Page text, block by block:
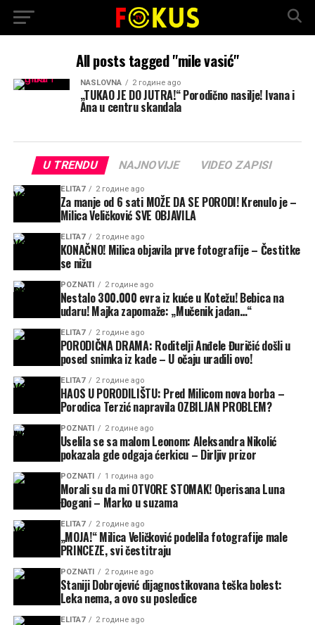
All posts tagged "mile vasić"
NASLOVNA 2 године ago
„TUKAO JE DO JUTRA!“ Porodično nasilje! Ivana i
Ana u centru skandala
U TRENDU NAJNOVIJE VIDEO ZAPISI
ELITA7 2 године ago
Za manje od 6 sati MOŽE DA SE PORODI! Krenulo je –
Milica Veličković SVE OBJAVILA
ELITA7 2 године ago
KONAČNO! Milica objavila prve fotografije – Čestitke
se nižu
POZNATI 2 године ago
Nestalo 300.000 evra iz kuće u Kotežu! Bebica na
udaru! Majka zapomaže: „Mučenik jadan…“
ELITA7 2 године ago
PORODIČNA DRAMA: Roditelji Anđele Đuričić došli u
posed snimka iz kade – U očaju uradili ovo!
ELITA7 2 године ago
HAOS U PORODILIŠTU: Pred Milicom nova borba –
Porodica Terzić napravila OZBILJAN PROBLEM?
POZNATI 2 године ago
Uselila se sa malom Leonom: Aleksandra Nikolić
pokazala gde odgaja ćerkicu – Dirljiv prizor
POZNATI 1 година ago
Morali su da mi OTVORE STOMAK! Operisana Luna
Đogani – Marko u suzama
ELITA7 2 године ago
„MOJA!“ Milica Veličković podelila fotografije male
PRINCEZE, svi čestitraju
POZNATI 2 године ago
Staniji Dobrojević dijagnostikovana teška bolest:
Leka nema, a ovo su posledice
ELITA7 2 године ago